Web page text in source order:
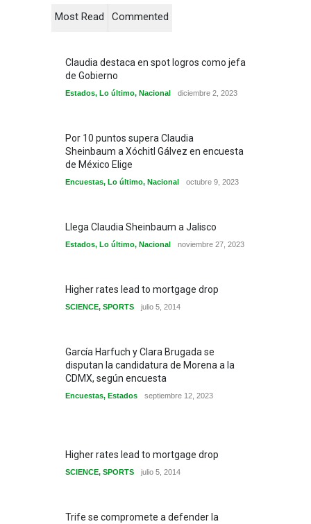
Most Read Commented
Claudia destaca en spot logros como jefa
de Gobierno
Estados, Lo último, Nacional diciembre 2, 2023
Por 10 puntos supera Claudia
Sheinbaum a Xóchitl Gálvez en encuesta
de México Elige
Encuestas, Lo último, Nacional octubre 9, 2023
Llega Claudia Sheinbaum a Jalisco
Estados, Lo último, Nacional noviembre 27, 2023
Higher rates lead to mortgage drop
SCIENCE, SPORTS julio 5, 2014
García Harfuch y Clara Brugada se
disputan la candidatura de Morena a la
CDMX, según encuesta
Encuestas, Estados septiembre 12, 2023
Higher rates lead to mortgage drop
SCIENCE, SPORTS julio 5, 2014
Trife se compromete a defender la